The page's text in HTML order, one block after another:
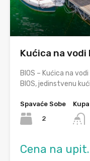
Kućica na vodi
BIOS – Kućica na
BIOS, jedinstvenu
Spavaće Sobe
2
Cena na upit.